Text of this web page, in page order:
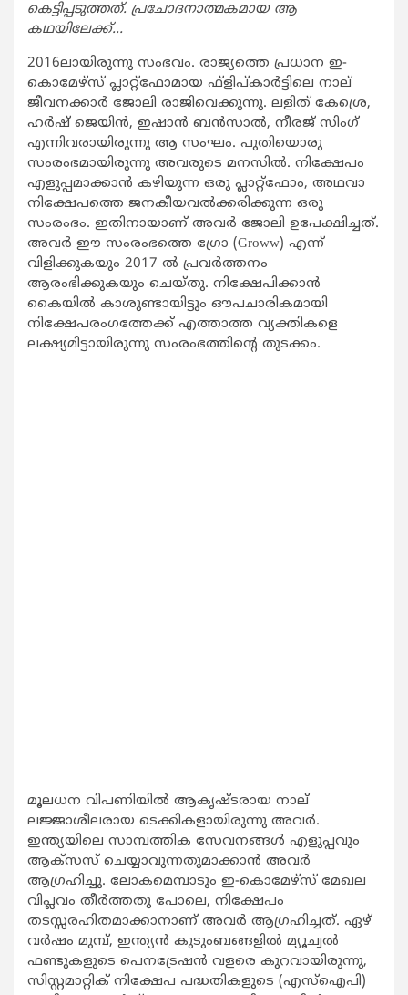
കെട്ടിപ്പടുത്തത്. പ്രചോദനാത്മകമായ ആ
കഥയിലേക്ക്…
2016ലായിരുന്നു സംഭവം. രാജ്യത്തെ പ്രധാന ഇ-
കൊമേഴ്‌സ് പ്ലാറ്റ്‌ഫോമായ ഫ്‌ളിപ്കാര്‍ട്ടിലെ നാല്
ജീവനക്കാര്‍ ജോലി രാജിവെക്കുന്നു. ലളിത് കേശ്രെ,
ഹര്‍ഷ് ജെയിന്‍, ഇഷാന്‍ ബന്‍സാല്‍, നീരജ് സിംഗ്
എന്നിവരായിരുന്നു ആ സംഘം. പുതിയൊരു
സംരംഭമായിരുന്നു അവരുടെ മനസില്‍. നിക്ഷേപം
എളുപ്പമാക്കാന്‍ കഴിയുന്ന ഒരു പ്ലാറ്റ്‌ഫോം, അഥവാ
നിക്ഷേപത്തെ ജനകീയവല്‍ക്കരിക്കുന്ന ഒരു
സംരംഭം. ഇതിനായാണ് അവര്‍ ജോലി ഉപേക്ഷിച്ചത്.
അവര്‍ ഈ സംരംഭത്തെ ഗ്രോ (Groww) എന്ന്
വിളിക്കുകയും 2017 ല്‍ പ്രവര്‍ത്തനം
ആരംഭിക്കുകയും ചെയ്തു. നിക്ഷേപിക്കാന്‍
കൈയില്‍ കാശുണ്ടായിട്ടും ഔപചാരികമായി
നിക്ഷേപരംഗത്തേക്ക് എത്താത്ത വ്യക്തികളെ
ലക്ഷ്യമിട്ടായിരുന്നു സംരംഭത്തിന്റെ തുടക്കം.
മൂലധന വിപണിയില്‍ ആകൃഷ്ടരായ നാല്
ലജ്ജാശീലരായ ടെക്കികളായിരുന്നു അവര്‍.
ഇന്ത്യയിലെ സാമ്പത്തിക സേവനങ്ങള്‍ എളുപ്പവും
ആക്‌സസ് ചെയ്യാവുന്നതുമാക്കാന്‍ അവര്‍
ആഗ്രഹിച്ചു. ലോകമെമ്പാടും ഇ-കൊമേഴ്സ് മേഖല
വിപ്ലവം തീര്‍ത്തതു പോലെ, നിക്ഷേപം
തടസ്സരഹിതമാക്കാനാണ് അവര്‍ ആഗ്രഹിച്ചത്. ഏഴ്
വര്‍ഷം മുമ്പ്, ഇന്ത്യന്‍ കുടുംബങ്ങളില്‍ മ്യൂച്വല്‍
ഫണ്ടുകളുടെ പെനട്രേഷന്‍ വളരെ കുറവായിരുന്നു,
സിസ്റ്റമാറ്റിക് നിക്ഷേപ പദ്ധതികളുടെ (എസ്‌ഐപി)